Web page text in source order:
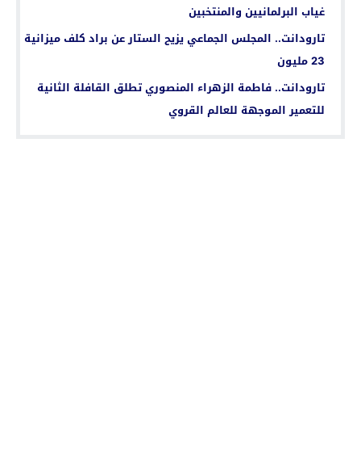
غياب البرلمانيين والمنتخبين
تارودانت.. المجلس الجماعي يزيح الستار عن براد كلف ميزانية
23 مليون
تارودانت.. فاطمة الزهراء المنصوري تطلق القافلة الثانية
للتعمير الموجهة للعالم القروي